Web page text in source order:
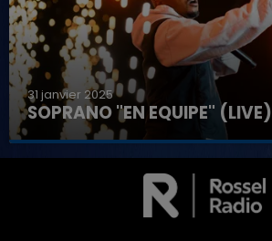
LA TEAM DE L'ÉTÉ
31 janvier 2025
SOPRANO "EN EQUIPE" (LIVE)